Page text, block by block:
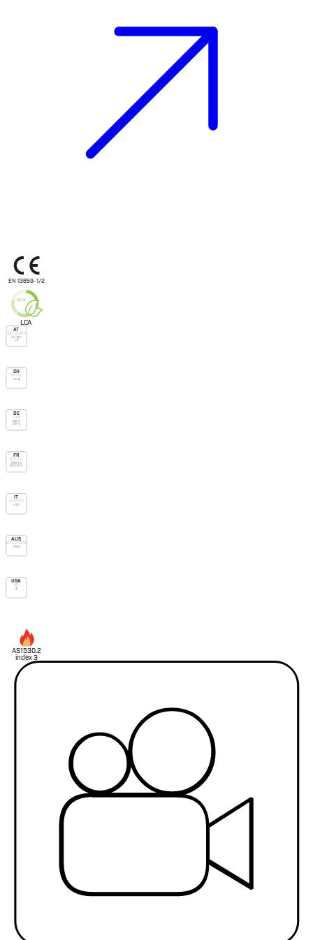
EN 13859-1/2
LCA
LCA
AT
Önorm B4119
UD Typ II
US
CH
SIA 232
UD (g)
DE
ZVDH
USB-A
UDB-A
FR
DTU 31.2
E1 Sd1 TR2
E600 Jf C2
IT
UNI 11470
A/R3
AUS
AS/NZS 4200.1
Class 3
USA
IRC
AS1530.2
index 3